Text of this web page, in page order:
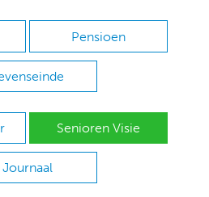
Pensioen
Senioren Visie
Journaal